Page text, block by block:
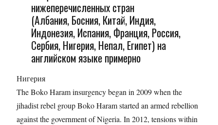
нижеперечисленных стран
(Албания, Босния, Китай, Индия,
Индонезия, Испания, Франция, Россия,
Сербия, Нигерия, Непал, Египет) на
английском языке примерно
Нигерия
The Boko Haram insurgency began in 2009 when the
jihadist rebel group Boko Haram started an armed rebellion
against the government of Nigeria. In 2012, tensions within